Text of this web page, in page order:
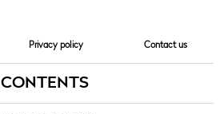
Privacy policy Contact us
CONTENTS